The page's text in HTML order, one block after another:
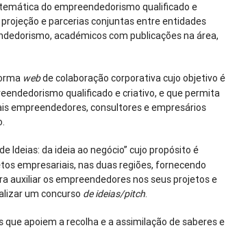
do empreendedorismo qualificado e
e parcerias conjuntas entre entidades
académicos com publicações na área,
webde colaboração corporativa cujo objetivo é
qualificado e criativo, e que permita
empreendedores, consultores e empresários
Ideias: da ideia ao negócio” cujo propósito é
empresariais, nas duas regiões, fornecendo
auxiliar os empreendedores nos seus projetos e
um concurso de ideias/pitch.
que apoiem a recolha e a assimilação de saberes e